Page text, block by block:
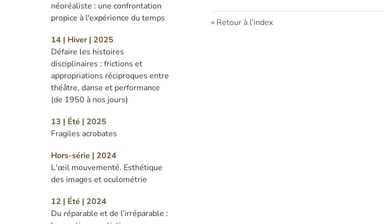
néoréaliste : une confrontation
propice à l'expérience du temps
14 | Hiver | 2025
Défaire les histoires
disciplinaires : frictions et
appropriations réciproques entre
théâtre, danse et performance
(de 1950 à nos jours)
13 | Été | 2025
Fragiles acrobates
Hors-série | 2024
L'œil mouvementé. Esthétique
des images et oculométrie
12 | Été | 2024
Du réparable et de l’irréparable :
Retour à l’index